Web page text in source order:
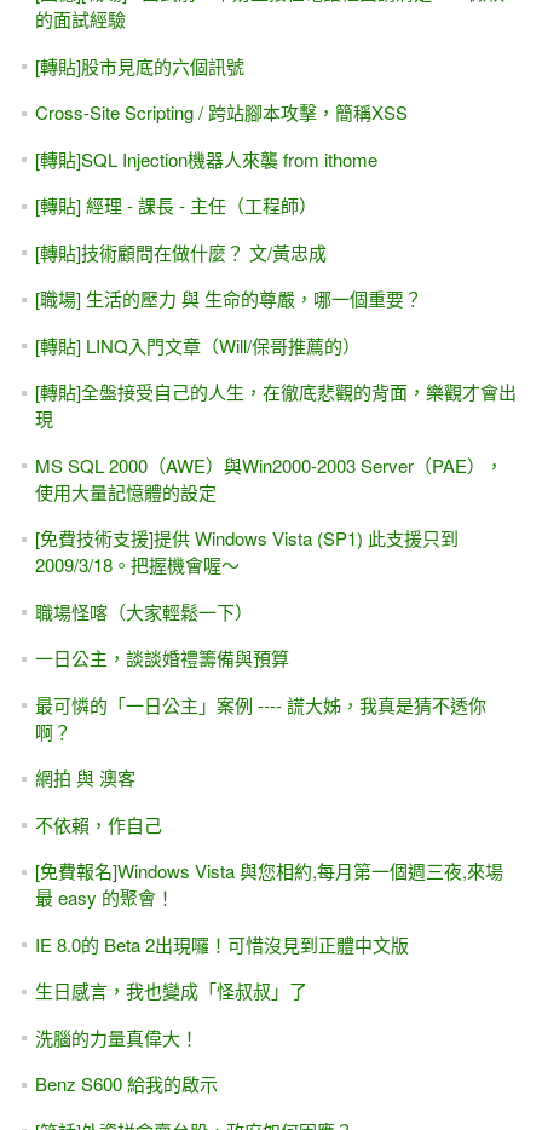
ASP.NET 8.0 MVC 線上教程（免費試聽1.5小時）試聽滿意
再購買
[ASP.NET 8.0 MVC] 線上教學 第一天課程 免費試聽
[ASP.NET 8.0] ADO.NET 與 DataReader -
Microsoft.Data.SqlClient命名空間
ASP.NET MVC 線上課程 學習路徑（優先順序） - MIS2000
[ASP.NET] Visual Studio 與 GitHub版本管理 #1
發）？
[ASP.NET Core] Unit Test 單元測試 - NUnit動手做
線上教程 - ASP.NET Core 6 MVC(VS2022) - 由零開始的入門
想開發.NET 6 / .NET Core 6 只能用 VS 2022
安裝與下載 VS2022，x64打造的IDE開發工具 (.NET Core 6
[ASP.NET MVC] VS2022 / .NET Core 6的改變？如何購買
[ASP.NET Core MVC] 01-2A 初學者的第二堂課(採用
VS2019)
(.NET Framework)
[學員感言] ASP.NET MVC 線上課程，半年加薪150%
ASP.NET - NPOI匯出Excel、讀取Excel（批次新增、輸入大